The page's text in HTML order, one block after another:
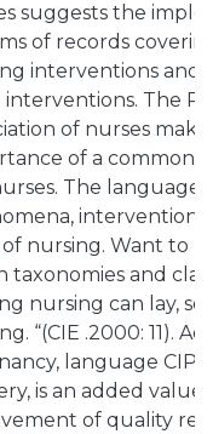
suggests the
of records
interventions and
interventions. The
of nurses
of a common
The language
of nursing. Want to
taxonomies and
nursing can lay,
“(CIE .2000: 11).
language
is an added value
of quality